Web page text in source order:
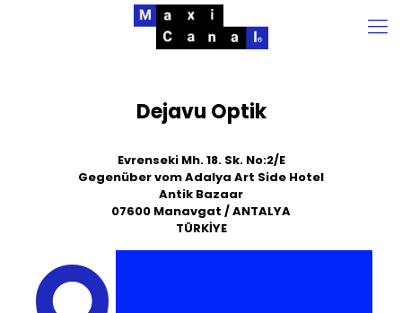
Dejavu Optik
Evrenseki Mh. 18. Sk. No:2/E
Gegenüber vom Adalya Art Side Hotel
Antik Bazaar
07600 Manavgat / ANTALYA
TÜRKİYE